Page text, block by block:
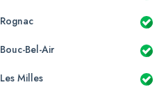
Rognac
Bouc-Bel-Air
Les Milles